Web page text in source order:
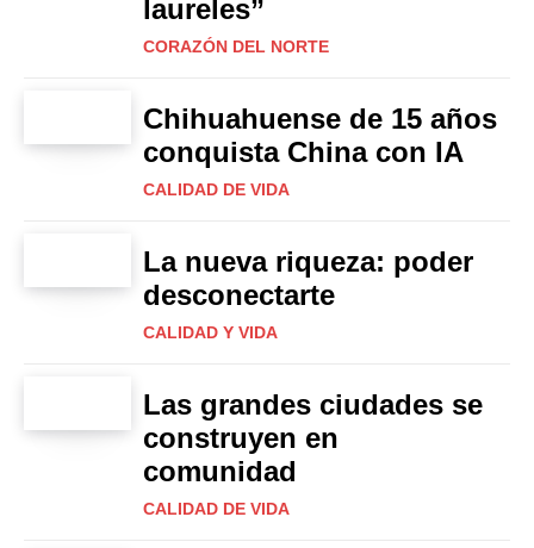
laureles”
CORAZÓN DEL NORTE
Chihuahuense de 15 años
conquista China con IA
CALIDAD DE VIDA
La nueva riqueza: poder
desconectarte
CALIDAD Y VIDA
Las grandes ciudades se
construyen en
comunidad
CALIDAD DE VIDA